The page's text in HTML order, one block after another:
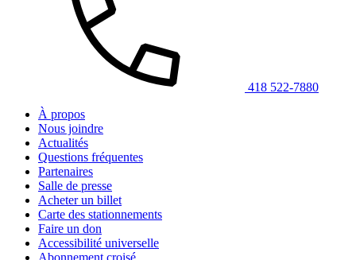
418 522-7880
À propos
Nous joindre
Actualités
Questions fréquentes
Partenaires
Salle de presse
Acheter un billet
Carte des stationnements
Faire un don
Accessibilité universelle